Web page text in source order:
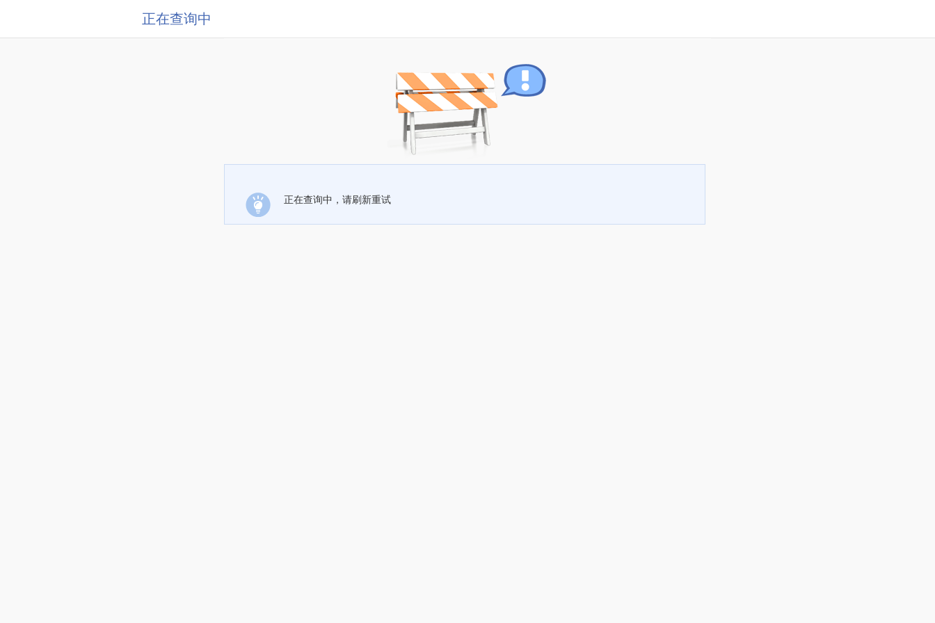
正在查询中
正在查询中，请刷新重试